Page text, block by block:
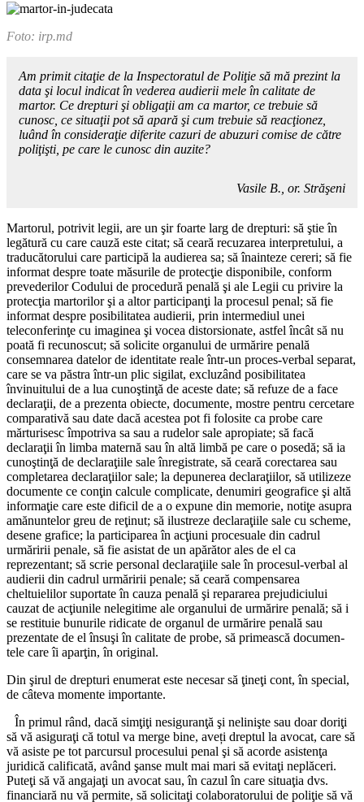
Foto: irp.md
Am primit citaţie de la Inspectoratul de Poliţie să mă prezint la
data şi locul indicat în vederea audierii mele în calitate de
martor. Ce drepturi şi obligaţii am ca martor, ce trebuie să
cunosc, ce situaţii pot să apa­ră şi cum trebuie să reacţionez,
luând în consideraţie diferite cazuri de abuzuri comise de către
poliţişti, pe care le cunosc din auzite?
Vasile B., or. Străşeni
Martorul, potrivit legii, are un şir foarte larg de drepturi: să ştie în
legătură cu care cauză este ci­tat; să ceară recuzarea interpretu­lui, a
traducătorului care participă la audierea sa; să înainteze cereri; să fie
informat despre toate mă­surile de protecţie disponibile, conform
prevederilor Codului de procedură penală şi ale Legii cu privire la
protecţia martorilor şi a altor participanţi la procesul penal; să fie
informat despre po­sibilitatea audierii, prin interme­diul unei
teleconferinţe cu imagi­nea şi vocea distorsionate, astfel încât să nu
poată fi recunoscut; să solicite organului de urmărire penală
consemnarea datelor de identitate reale într-un proces-verbal separat,
care se va păstra într-un plic sigilat, excluzând posibilitatea
învinuitului de a lua cunoştinţă de aceste date; să re­fuze de a face
declaraţii, de a pre­zenta obiecte, documente, mostre pentru cercetare
comparativă sau date dacă acestea pot fi folosite ca probe care
mărturisesc împotriva sa sau a rudelor sale apropiate; să facă
declaraţii în limba maternă sau în altă limbă pe care o pose­dă; să ia
cunoştinţă de declaraţiile sale înregistrate, să ceară corecta­rea sau
completarea declaraţiilor sale; la depunerea declaraţiilor, să utilizeze
documente ce conţin calcule complicate, denumiri geo­grafice şi altă
informaţie care este dificil de a o expune din memorie, notiţe asupra
amănuntelor greu de reţinut; să ilustreze declaraţiile sale cu scheme,
desene grafice; la participarea în acţiuni procesuale din cadrul
urmăririi penale, să fie asistat de un apărător ales de el ca
reprezentant; să scrie personal declaraţiile sale în procesul-ver­bal al
audierii din cadrul urmări­rii penale; să ceară compensarea
cheltuielilor suportate în cauza penală şi repararea prejudiciului
cauzat de acţiunile nelegitime ale organului de urmărire penală; să i
se restituie bunurile ridicate de organul de urmărire penală sau
prezentate de el însuşi în calitate de probe, să primească documen­
tele care îi aparţin, în original.
Din şirul de drepturi enume­rat este necesar să ţineţi cont, în special,
de câteva momente im­portante.
În primul rând, dacă simţiţi nesiguranţă şi nelinişte sau doar doriţi
să vă asiguraţi că totul va merge bine, aveți dreptul la avocat, care să
vă asiste pe tot parcursul procesului penal şi să acorde asistenţa
juridică califi­cată, având şanse mult mai mari să evitaţi neplăceri.
Puteţi să vă angajaţi un avocat sau, în cazul în care situaţia dvs.
financiară nu vă permite, să solicitaţi colaborato­rului de poliţie să vă